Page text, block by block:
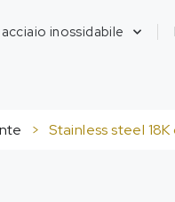
inossidabile
> Stainless steel